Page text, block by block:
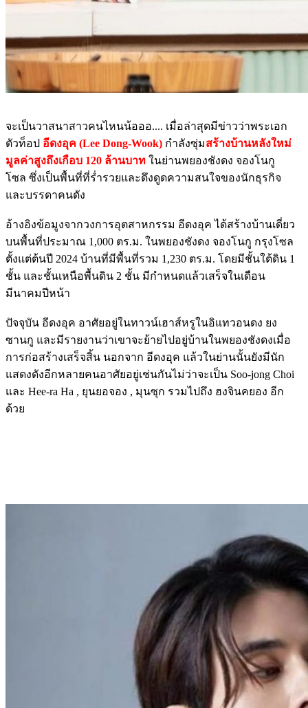
จะเป็นวาสนาสาวคนไหนน้อออ.... เมื่อล่าสุดมีข่าวว่าพระเอก
ตัวท็อป อีดงอุค (Lee Dong-Wook) กำลังซุ่มสร้างบ้านหลังใหม่
มูลค่าสูงถึงเกือบ 120 ล้านบาท ในย่านพยองชังดง จองโนกู
โซล ซึ่งเป็นพื้นที่ที่ร่ำรวยและดึงดูดความสนใจของนักธุรกิจ
และบรรดาคนดัง
อ้างอิงข้อมูงจากวงการอุตสาหกรรม อีดงอุค ได้สร้างบ้านเดี่ยว
บนพื้นที่ประมาณ 1,000 ตร.ม. ในพยองชังดง จองโนกู กรุงโซล
ตั้งแต่ต้นปี 2024 บ้านที่มีพื้นที่รวม 1,230 ตร.ม. โดยมีชั้นใต้ดิน 1
ชั้น และชั้นเหนือพื้นดิน 2 ชั้น มีกำหนดแล้วเสร็จในเดือน
มีนาคมปีหน้า
ปัจจุบัน อีดงอุค อาศัยอยู่ในทาวน์เฮาส์หรูในอิแทวอนดง ยง
ซานกู และมีรายงานว่าเขาจะย้ายไปอยู่บ้านในพยองชังดงเมื่อ
การก่อสร้างเสร็จสิ้น นอกจาก อีดงอุค แล้วในย่านนั้นยังมีนัก
แสดงดังอีกหลายคนอาศัยอยู่เช่นกันไม่ว่าจะเป็น Soo-jong Choi
และ Hee-ra Ha , ยุนยอจอง , มุนซุก รวมไปถึง ฮงจินคยอง อีก
ด้วย